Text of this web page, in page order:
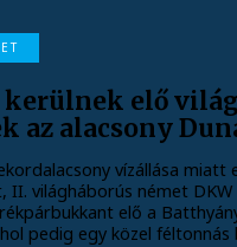
kerülnek elő
az alacsony
vízállása miatt
II. világháborús német DKW
elő a
pedig egy közel